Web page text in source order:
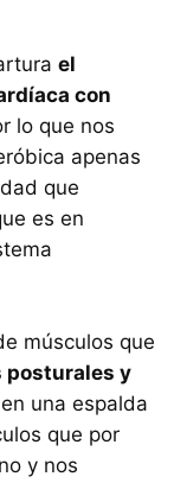
el
con
lo que nos
apenas
que
es en
músculos que
posturales y
una espalda
que por
y nos